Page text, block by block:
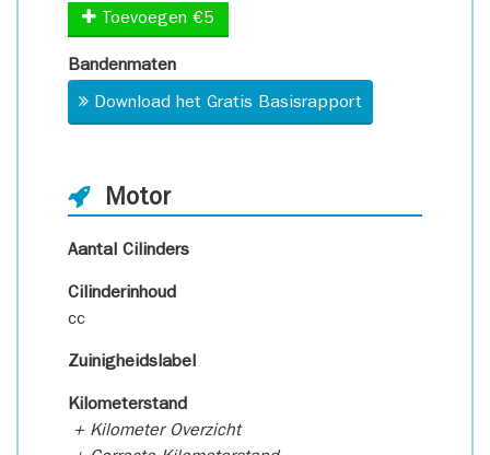
Toevoegen €5
Bandenmaten
Download het Gratis Basisrapport
Motor
Aantal Cilinders
Cilinderinhoud
cc
Zuinigheidslabel
Kilometerstand
+ Kilometer Overzicht